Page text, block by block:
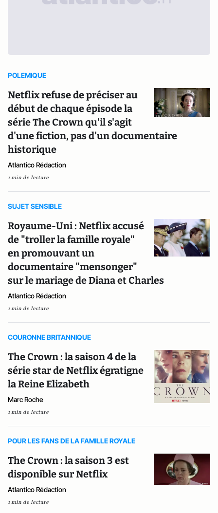
POLEMIQUE
Netflix refuse de préciser au
début de chaque épisode la
série The Crown qu'il s'agit
d'une fiction, pas d'un documentaire
historique
Atlantico Rédaction
1 min de lecture
SUJET SENSIBLE
Royaume-Uni : Netflix accusé
de "troller la famille royale"
en promouvant un
documentaire "mensonger"
sur le mariage de Diana et Charles
Atlantico Rédaction
1 min de lecture
COURONNE BRITANNIQUE
The Crown : la saison 4 de la
série star de Netflix égratigne
la Reine Elizabeth
Marc Roche
1 min de lecture
POUR LES FANS DE LA FAMILLE ROYALE
The Crown : la saison 3 est
disponible sur Netflix
Atlantico Rédaction
1 min de lecture